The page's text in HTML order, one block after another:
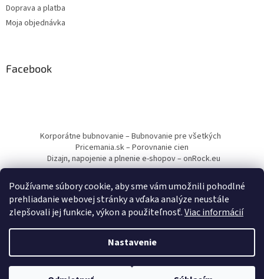
Používame súbory cookie, aby sme vám umožnili pohodlné
prehliadanie webovej stránky a vďaka analýze neustále
zlepšovali jej funkcie, výkon a použiteľnosť.Viac informácií
Nastavenie
Doprava a platba
Moja objednávka
Facebook
Korporátne bubnovanie – Bubnovanie pre všetkých
Pricemania.sk – Porovnanie cien
Dizajn, napojenie a plnenie e-shopov – onRock.eu
Copyright 2026Drumbľa – Etnické nástroje a muzikoterapia.